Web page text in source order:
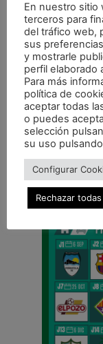
ANTERIOR
En nuestro sitio
terceros para
del tráfico web,
sus
y mostrarle
perfil elaborado
Para más
política de
aceptar todas
o puedes
selección
su uso
Configurar
Rechazar todas